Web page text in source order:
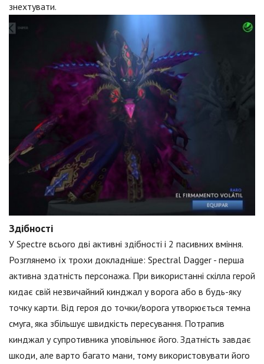
знехтувати.
Здібності
У Spectre всього дві активні здібності і 2 пасивних вміння.
Розглянемо їх трохи докладніше: Spectral Dagger - перша
активна здатність персонажа. При використанні скілла герой
кидає свій незвичайний кинджал у ворога або в будь-яку
точку карти. Від героя до точки/ворога утворюється темна
смуга, яка збільшує швидкість пересування. Потрапив
кинджал у супротивника уповільнює його. Здатність завдає
шкоди, але варто багато мани, тому використовувати його